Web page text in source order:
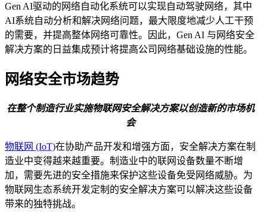
Gen AI驱动的网络自动化系统可以实现自动驾驶网络，其中
AI系统自动分析和解决网络问题，最大限度地减少人工干预
的需要，并提高整体网络可靠性。因此，Gen AI 与网络安全
解决方案的日益集成预计将提高公司网络基础设施的性能。
网络安全市场趋势
在整个制造行业实施物联网安全解决方案以创造新的市场机
会
物联网 (IoT)在协助产品开发和增强方面，安全解决方案在制
造业中变得越来越重要。制造业中的联网设备数量不断增
加，需要先进的安全措施来保护这些设备免受网络威胁。为
物联网生态系统开发定制的安全解决方案可以解决这些设备
带来的独特挑战。